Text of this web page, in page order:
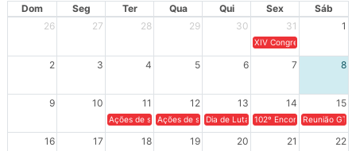
Dom Seg Ter Qua Qui Sex
Sáb
26
27 28 29 30 31 1
XIV Congresso Brasileiro
2 3 4 5 6 7 8
9 10 11 12 13 14 15
Ações de solidariedade a Cuba no Rio Grande do Sul - 100
Ações de solidariedade a Cuba no Rio Grande do
Dia de Luta em Defesa de Cuba e da
102º Encontro da
Reunião
16 17 18 19 20 21 22